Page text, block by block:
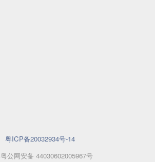
粤ICP备20032934号-14
粤公网安备 44030602005967号